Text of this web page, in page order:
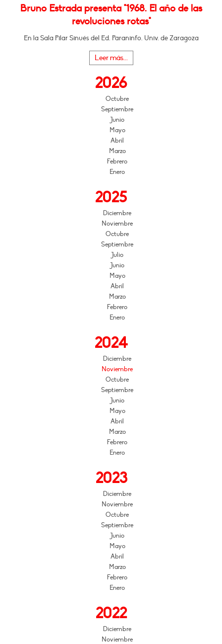
Bruno Estrada presenta "1968. El año de las
revoluciones rotas"
En la Sala Pilar Sinués del Ed. Paraninfo. Univ. de Zaragoza
Leer más...
2026
Octubre
Septiembre
Junio
Mayo
Abril
Marzo
Febrero
Enero
2025
Diciembre
Noviembre
Octubre
Septiembre
Julio
Junio
Mayo
Abril
Marzo
Febrero
Enero
2024
Diciembre
Noviembre
Octubre
Septiembre
Junio
Mayo
Abril
Marzo
Febrero
Enero
2023
Diciembre
Noviembre
Octubre
Septiembre
Junio
Mayo
Abril
Marzo
Febrero
Enero
2022
Diciembre
Noviembre